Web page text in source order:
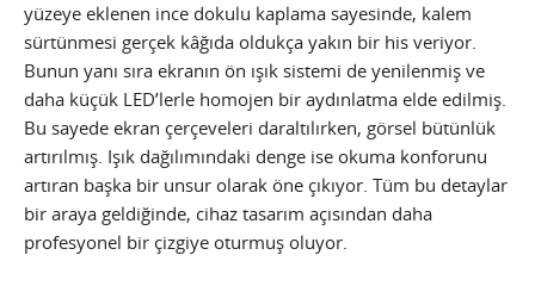
yüzeye eklenen ince dokulu kaplama sayesinde, kalem
sürtünmesi gerçek kâğıda oldukça yakın bir his veriyor.
Bunun yanı sıra ekranın ön ışık sistemi de yenilenmiş ve
daha küçük LED’lerle homojen bir aydınlatma elde edilmiş.
Bu sayede ekran çerçeveleri daraltılırken, görsel bütünlük
artırılmış. Işık dağılımındaki denge ise okuma konforunu
artıran başka bir unsur olarak öne çıkıyor. Tüm bu detaylar
bir araya geldiğinde, cihaz tasarım açısından daha
profesyonel bir çizgiye oturmuş oluyor.